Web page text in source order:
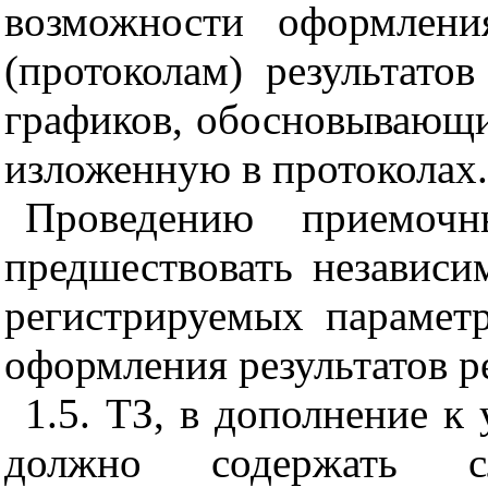
возможности
(протоколам)
графиков,
изложенную в протоколах.
Проведению
предшествовать
регистрируемых
оформления результатов
1.5. ТЗ, в дополнение к
должно содержать